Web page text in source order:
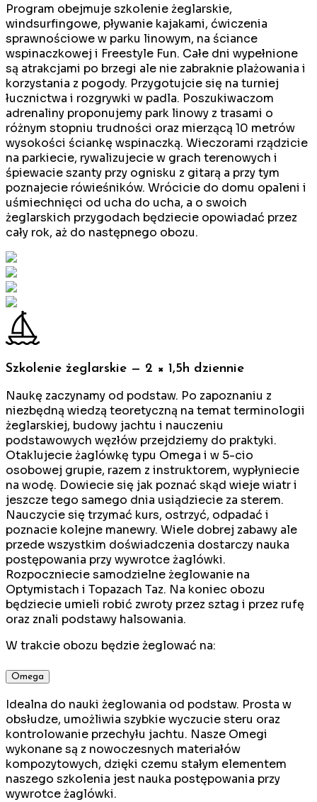
Program obejmuje szkolenie żeglarskie,
windsurfingowe, pływanie kajakami, ćwiczenia
sprawnościowe w parku linowym, na ściance
wspinaczkowej i Freestyle Fun. Całe dni wypełnione
są atrakcjami po brzegi ale nie zabraknie plażowania i
korzystania z pogody. Przygotujcie się na turniej
łucznictwa i rozgrywki w padla. Poszukiwaczom
adrenaliny proponujemy park linowy z trasami o
różnym stopniu trudności oraz mierzącą 10 metrów
wysokości ściankę wspinaczką. Wieczorami rządzicie
na parkiecie, rywalizujecie w grach terenowych i
śpiewacie szanty przy ognisku z gitarą a przy tym
poznajecie rówieśników. Wrócicie do domu opaleni i
uśmiechnięci od ucha do ucha, a o swoich
żeglarskich przygodach będziecie opowiadać przez
cały rok, aż do następnego obozu.
Szkolenie żeglarskie — 2 × 1,5h dziennie
Naukę zaczynamy od podstaw. Po zapoznaniu z
niezbędną wiedzą teoretyczną na temat terminologii
żeglarskiej, budowy jachtu i nauczeniu
podstawowych węzłów przejdziemy do praktyki.
Otaklujecie żaglówkę typu Omega i w 5-cio
osobowej grupie, razem z instruktorem, wypłyniecie
na wodę. Dowiecie się jak poznać skąd wieje wiatr i
jeszcze tego samego dnia usiądziecie za sterem.
Nauczycie się trzymać kurs, ostrzyć, odpadać i
poznacie kolejne manewry. Wiele dobrej zabawy ale
przede wszystkim doświadczenia dostarczy nauka
postępowania przy wywrotce żaglówki.
Rozpoczniecie samodzielne żeglowanie na
Optymistach i Topazach Taz. Na koniec obozu
będziecie umieli robić zwroty przez sztag i przez rufę
oraz znali podstawy halsowania.
W trakcie obozu będzie żeglować na:
Omega
Idealna do nauki żeglowania od podstaw. Prosta w
obsłudze, umożliwia szybkie wyczucie steru oraz
kontrolowanie przechyłu jachtu. Nasze Omegi
wykonane są z nowoczesnych materiałów
kompozytowych, dzięki czemu stałym elementem
naszego szkolenia jest nauka postępowania przy
wywrotce żaglówki.